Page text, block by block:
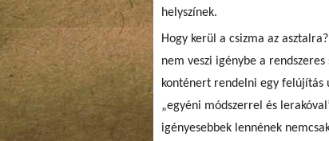
helyszínek.
Hogy kerül a csizma az
nem veszi igénybe a
konténert rendelni egy felújítás
„egyéni módszerrel és
igényesebbek lennének